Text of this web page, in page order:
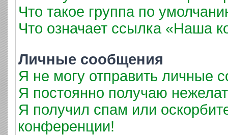
Что такое группа по
Что означает ссылка «Наша
Личные сообщения
Я не могу отправить личные
Я постоянно получаю
Я получил спам или
конференции!